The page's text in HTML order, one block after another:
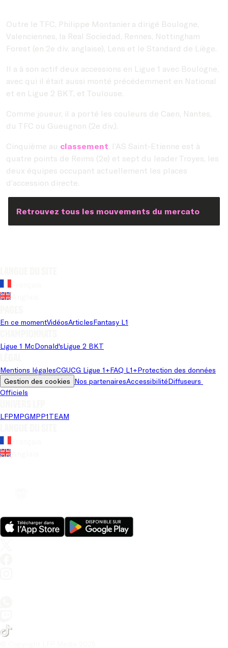
Outre le TFC, Philippe Montanier a dirigé Boulogne,
Valenciennes, la Real Sociedad, Rennes, Nottingham
Forest (en 2e div. anglaise), Lens et le Standard de Liège.
Il a à son actif deux accessions en Ligue 1 avec Boulogne,
avec qui il était aussi monté précédemment en National
et en Ligue 2 BKT, et Toulouse.
Comme joueur, il a porté les couleurs de Caen, Nantes,
du TFC ou Gueugnon (2e div.).
Cinquième au classement, l’AS Saint-Etienne est à
quatre points de Reims (2e) et sept du leader Troyes, les
deux équipes occupant actuellement les places
d’accession directe.
Retrouvez tous les mouvements du mercato
En ce momentVidéosArticlesFantasy L1
Ligue 1 McDonald'sLigue 2 BKT
Mentions légalesCGUCG Ligue 1+FAQ L1+Protection des données
Gestion des cookies Nos partenairesAccessibilitéDiffuseurs
Officiels
LFPMPGMPP1TEAM